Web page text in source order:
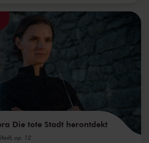
Die tote Stadt herontdekt
op. 12